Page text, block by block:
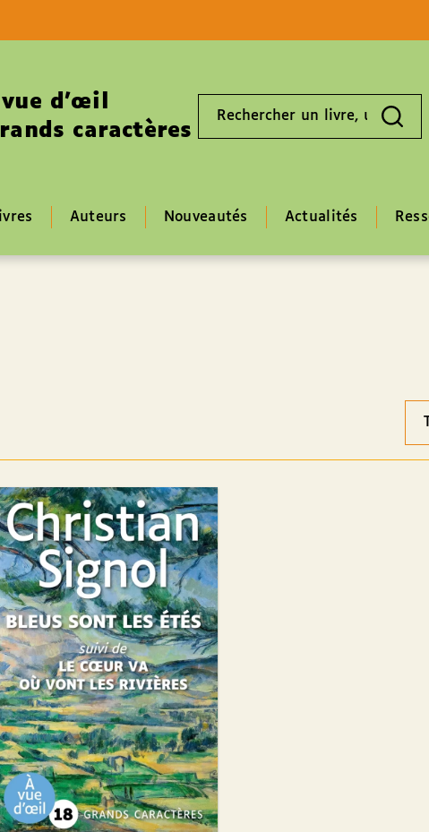
d’œil
caractères livre,
Auteurs Nouveautés Actualités